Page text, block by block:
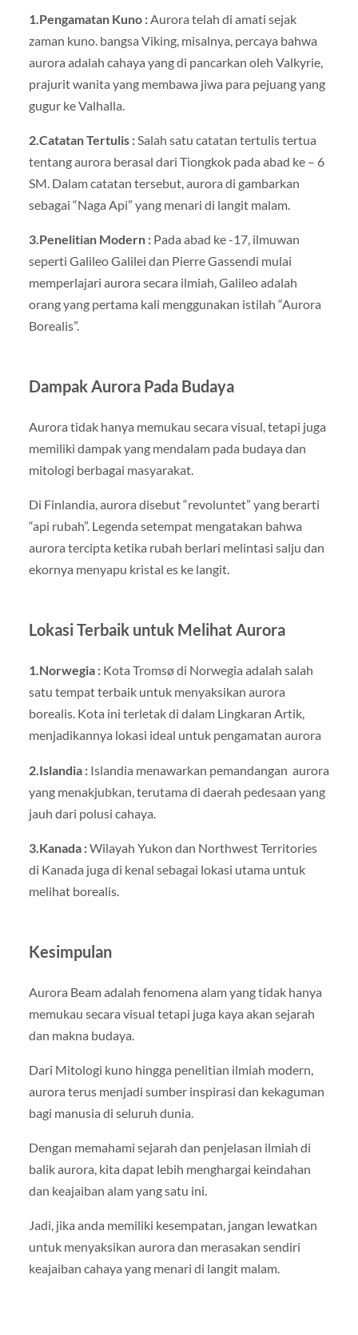
1.Pengamatan Kuno :Aurora telah di amati sejak
zaman kuno. bangsa Viking, misalnya, percaya bahwa
aurora adalah cahaya yang di pancarkan oleh Valkyrie,
prajurit wanita yang membawa jiwa para pejuang yang
gugur ke Valhalla.
2.Catatan Tertulis :Salah satu catatan tertulis tertua
tentang aurora berasal dari Tiongkok pada abad ke – 6
SM. Dalam catatan tersebut, aurora di gambarkan
sebagai “Naga Api” yang menari di langit malam.
3.Penelitian Modern :Pada abad ke -17, ilmuwan
seperti Galileo Galilei dan Pierre Gassendi mulai
memperlajari aurora secara ilmiah, Galileo adalah
orang yang pertama kali menggunakan istilah “Aurora
Borealis”.
Dampak Aurora Pada Budaya
Aurora tidak hanya memukau secara visual, tetapi juga
memiliki dampak yang mendalam pada budaya dan
mitologi berbagai masyarakat.
Di Finlandia, aurora disebut “revoluntet” yang berarti
“api rubah”. Legenda setempat mengatakan bahwa
aurora tercipta ketika rubah berlari melintasi salju dan
ekornya menyapu kristal es ke langit.
Lokasi Terbaik untuk Melihat Aurora
1.Norwegia :Kota Tromsø di Norwegia adalah salah
satu tempat terbaik untuk menyaksikan aurora
borealis. Kota ini terletak di dalam Lingkaran Artik,
menjadikannya lokasi ideal untuk pengamatan aurora
2.Islandia :Islandia menawarkan pemandangan aurora
yang menakjubkan, terutama di daerah pedesaan yang
jauh dari polusi cahaya.
3.Kanada :Wilayah Yukon dan Northwest Territories
di Kanada juga di kenal sebagai lokasi utama untuk
melihat borealis.
Kesimpulan
Aurora Beam adalah fenomena alam yang tidak hanya
memukau secara visual tetapi juga kaya akan sejarah
dan makna budaya.
Dari Mitologi kuno hingga penelitian ilmiah modern,
aurora terus menjadi sumber inspirasi dan kekaguman
bagi manusia di seluruh dunia.
Dengan memahami sejarah dan penjelasan ilmiah di
balik aurora, kita dapat lebih menghargai keindahan
dan keajaiban alam yang satu ini.
Jadi, jika anda memiliki kesempatan, jangan lewatkan
untuk menyaksikan aurora dan merasakan sendiri
keajaiban cahaya yang menari di langit malam.